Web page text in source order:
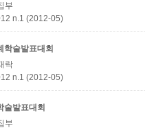
부
n.1 (2012-05)
학술발표대회
락
n.1 (2012-05)
술발표대회
부